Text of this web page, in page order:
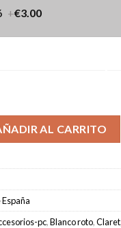
+€3.00
Equipación
AL CARRITO
pc,Blanco roto,Claret,